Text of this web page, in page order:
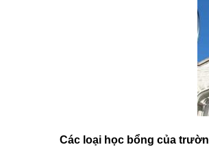
Các loại học bổng của